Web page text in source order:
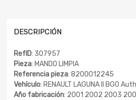
DESCRIPCIÓN
RefID: 307957
Pieza: MANDO LIMPIA
Referencia pieza: 8200012245
Vehículo: RENAULT LAGUNA II BG0
Año fabricación: 2001 2002 2003